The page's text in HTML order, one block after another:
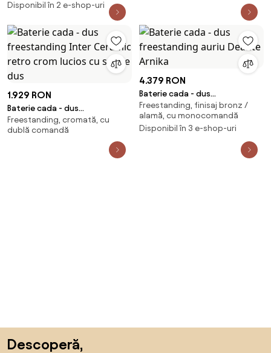
Disponibil în 2 e-shop-uri
1.929 RON
Baterie cada - dus
freestanding Inter Ceramic
retro crom lucios cu set de dus
Freestanding, cromată, cu
dublă comandă
4.379 RON
Baterie cada - dus
freestanding auriu Deante
Arnika
Freestanding, finisaj bronz /
alamă, cu monocomandă
Disponibil în 3 e-shop-uri
Descoperă,